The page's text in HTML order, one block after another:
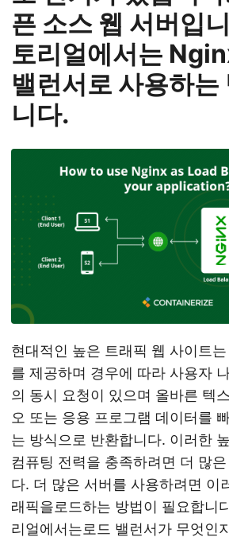
n
픈 소스 웹 서버입
토리얼에서는
밸런서로 사용하는
니다.
현대적인 높은 트래픽 웹 사이트
를 제공하며 경우에 따라 사용자
의 동시 요청이 있으며 올바른 텍
오 또는 응용 프로그램 데이터를
는 방식으로 반환합니다. 이러한
컴퓨팅 전력을 충족하려면 더 많
다. 더 많은 서버를 사용하려면 이
래픽을로드하는 방법이 필요합니
리얼에서는로드 밸런서가 무엇인